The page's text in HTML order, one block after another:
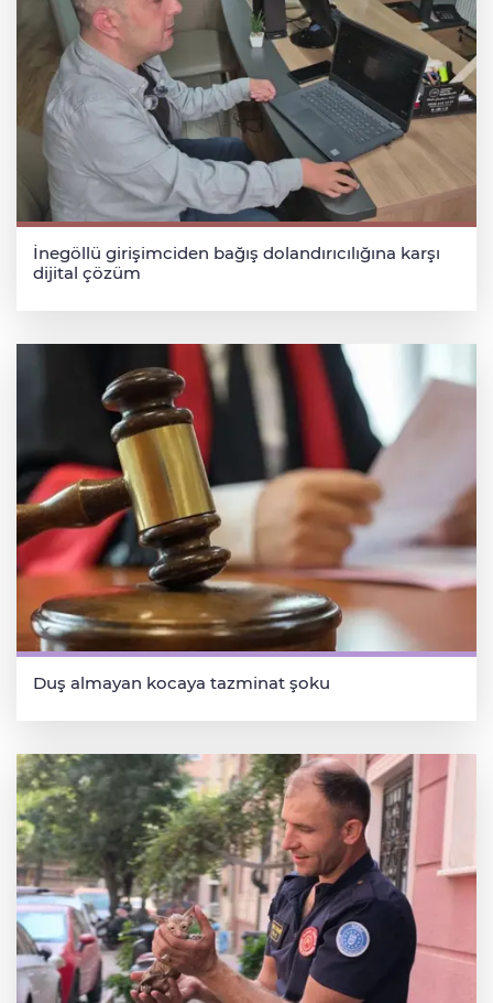
İnegöllü girişimciden bağış dolandırıcılığına karşı
dijital çözüm
Duş almayan kocaya tazminat şoku